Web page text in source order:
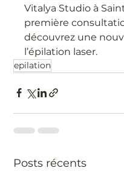
Vitalya Studio à
première
découvrez une
l’épilation laser.
epilation
Posts récents